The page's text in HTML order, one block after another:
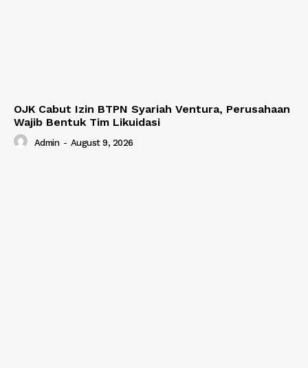
OJK Cabut Izin BTPN Syariah Ventura, Perusahaan
Wajib Bentuk Tim Likuidasi
Admin - August 9, 2026